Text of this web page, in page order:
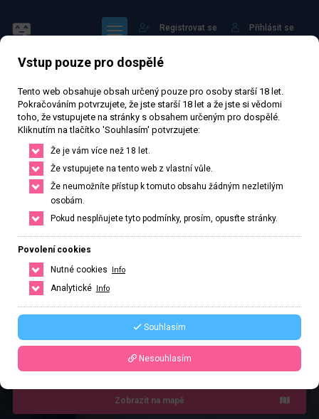
Přihlásit se
Registrovat se
Angela
42 395 zhlédnutí
let Velikost B
Bratislava, Bratislavský kraj, Slovenská republika
Řekněte že voláte z webu www.privatzone.com
4.0 Recenze: 1
Zobrazit na mapě
Vstup pouze pro dospělé
Tento web obsahuje obsah určený pouze pro osoby starší 18 let.
Pokračováním potvrzujete, že jste starší 18 let a že jste si vědomi
toho, že vstupujete na stránky s obsahem určeným pro dospělé.
Kliknutím na tlačítko 'Souhlasím' potvrzujete:
Že je vám více než 18 let.
Že vstupujete na tento web z vlastní vůle.
Že neumožníte přístup k tomuto obsahu žádným nezletilým
osobám.
Pokud nesplňujete tyto podmínky, prosím, opusťte stránky.
Povolení cookies
Nutné cookies
Info
Analytické Info
Souhlasím
Nesouhlasím